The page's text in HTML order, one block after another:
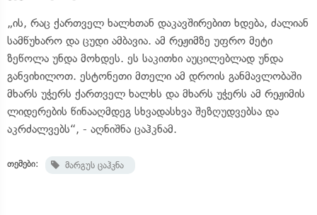
„ის, რაც ქართველ ხალხთან დაკავშირებით ხდება, ძალიან
სამწუხარო და ცუდი ამბავია. ამ რეჟიმზე უფრო მეტი
ზეწოლა უნდა მოხდეს. ეს საკითხი აუცილებლად უნდა
განვიხილოთ. ესტონეთი მთელი ამ დროის განმავლობაში
მხარს უჭერს ქართველ ხალხს და მხარს უჭერს ამ რეჟიმის
ლიდერების წინააღმდეგ სხვადასხვა შეზღუდვებსა და
აკრძალვებს“, - აღნიშნა ცაჰკნამ.
თემები: მარგუს ცაჰკნა